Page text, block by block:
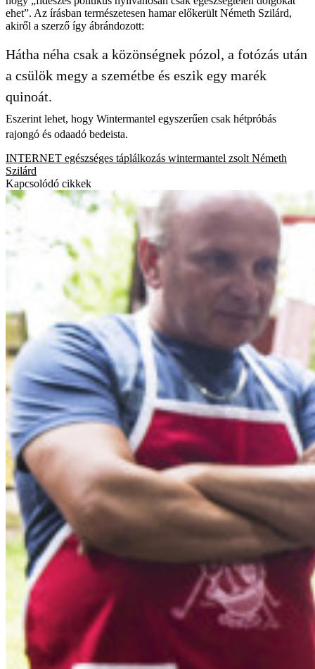
ehet”. Az írásban természetesen hamar előkerült Németh Szilárd,
akiről a szerző így ábrándozott:
Hátha néha csak a közönségnek pózol, a fotózás után
a csülök megy a szemétbe és eszik egy marék
quinoát.
Eszerint lehet, hogy Wintermantel egyszerűen csak hétpróbás
rajongó és odaadó bedeista.
INTERNET egészséges táplálkozás wintermantel zsolt Németh
Szilárd
Kapcsolódó cikkek